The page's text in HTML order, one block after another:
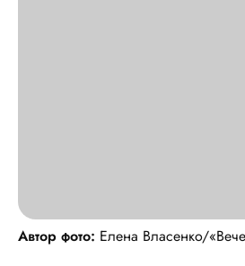
Автор фото: Елена Власенко/